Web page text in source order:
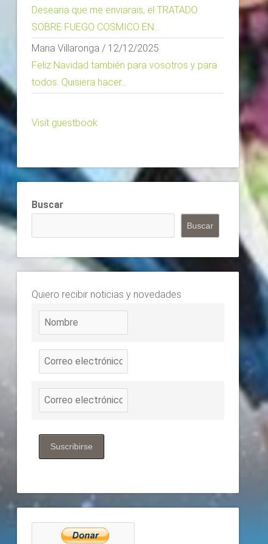
Desearia que me enviarais, el TRATADO
SOBRE FUEGO COSMICO EN...
Maria Villaronga / 12/12/2025
Feliz Navidad también para vosotros y para
todos. Quisiera hacer...
Visit guestbook
Buscar
Buscar
Quiero recibir noticias y novedades
Suscribirse